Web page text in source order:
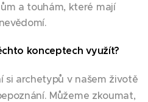
a touhám, které mají
konceptech využít?
si archetypů v našem životě
Můžeme zkoumat,